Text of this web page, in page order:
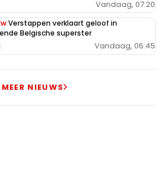
AANMELDEN
Vandaag, 07:20
Verstappen verklaart geloof in
Belgische superster
Vandaag, 06:45
MEER NIEUWS